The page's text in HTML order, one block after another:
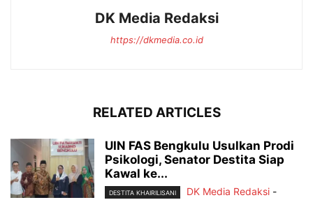
DK Media Redaksi
https://dkmedia.co.id
RELATED ARTICLES
UIN FAS Bengkulu Usulkan Prodi
Psikologi, Senator Destita Siap
Kawal ke...
DESTITA KHAIRILISANI DK Media Redaksi -